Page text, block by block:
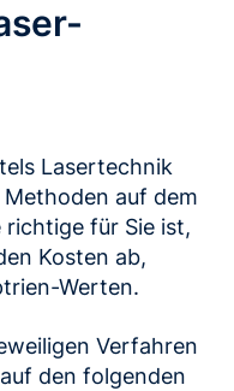
Lasertechnik
auf dem
für Sie ist,
Kosten ab,
Werten.
Verfahren
den folgenden